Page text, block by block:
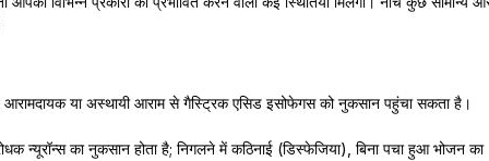
या अस्थायी आराम से गैस्ट्रिक एसिड इसोफेगस को नुकसान पहुंचा सकता है।
न्यूरॉन्स का नुकसान होता है; निगलने में कठिनाई (डिस्फेजिया), बिना पचा हुआ भोजन का